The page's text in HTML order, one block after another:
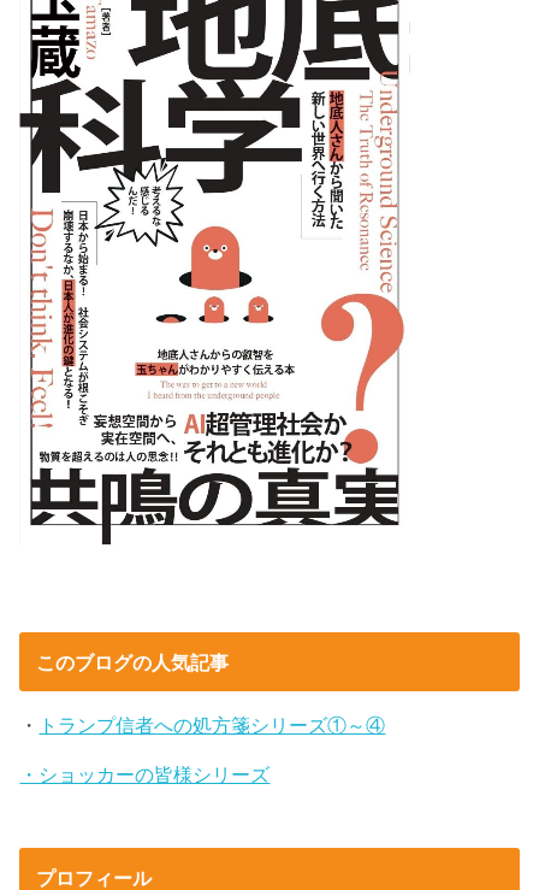
このブログの人気記事
・ トランプ信者への処方箋シリーズ①～④
・ショッカーの皆様シリーズ
プロフィール